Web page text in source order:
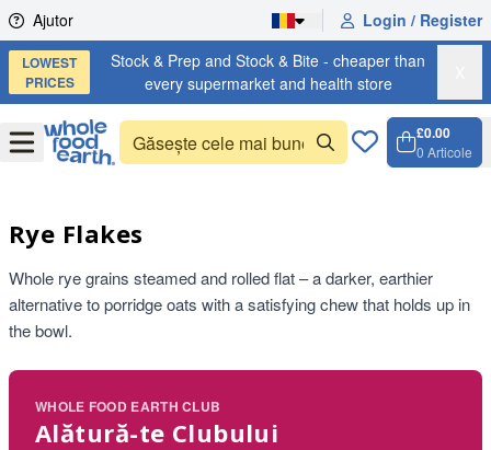
Skip to content
Ajutor Login / Register
LOWEST
PRICES
Stock & Prep and Stock & Bite - cheaper than
every supermarket and health store
OpenMenu
£0.00
0 Articole
Rye Flakes
Whole rye grains steamed and rolled flat – a darker, earthier
alternative to porridge oats with a satisfying chew that holds up in
the bowl.
WHOLE FOOD EARTH CLUB
Alătură-te Clubului